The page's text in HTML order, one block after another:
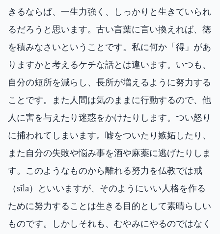
きるならば、一生力強く、しっかりと生きていられ
るだろうと思います。古い言葉に言い換えれば、徳
を積みなさいということです。私に何か「得」があ
りますかと考えるケチな話とは違います。いつも、
自分の短所を減らし、長所が増えるように努力する
ことです。また人間は気のままに行動するので、他
人に害を与えたり迷惑をかけたりします。つい怒り
に捕われてしまいます。嘘をついたり嫉妬したり、
また自分の失敗や悩み事を酒や麻薬に逃げたりしま
す。このようなものから離れる努力を仏教では戒
（sīla）といいますが、そのようにいい人格を作る
ために努力することは生きる目的として素晴らしい
ものです。しかしそれも、むやみにやるのではなく